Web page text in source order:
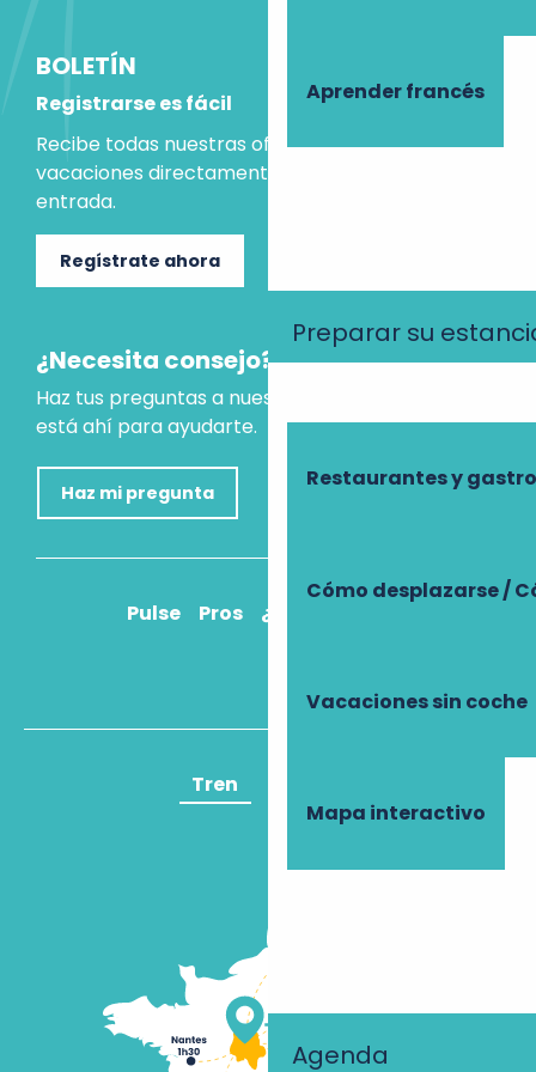
Aprender francés
Preparar su
Restaurantes y
Cómo desplazarse /
Vacaciones sin coche
Mapa interactivo
Agenda
BOLETÍN
Registrarse es fácil
Recibe todas nuestras ofertas e ideas para las
vacaciones directamente en tu bandeja de
entrada.
Regístrate ahora
¿Necesita consejo?
Haz tus preguntas a nuestro asistente virtual, que
está ahí para ayudarte.
Haz mi pregunta
Pulse Pros ¿Cómo llegar?
Tren